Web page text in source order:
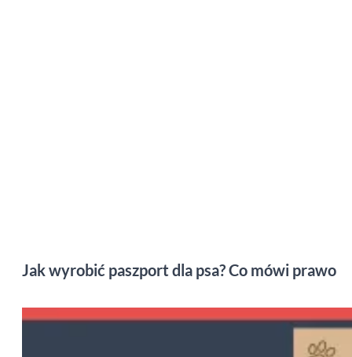
Jak wyrobić paszport dla psa? Co mówi prawo